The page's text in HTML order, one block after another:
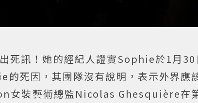
死訊！她的經紀人證實Sophie於1月30
死因，其團隊沒有說明，表示外界應
女裝藝術總監Nicolas Ghesquière在